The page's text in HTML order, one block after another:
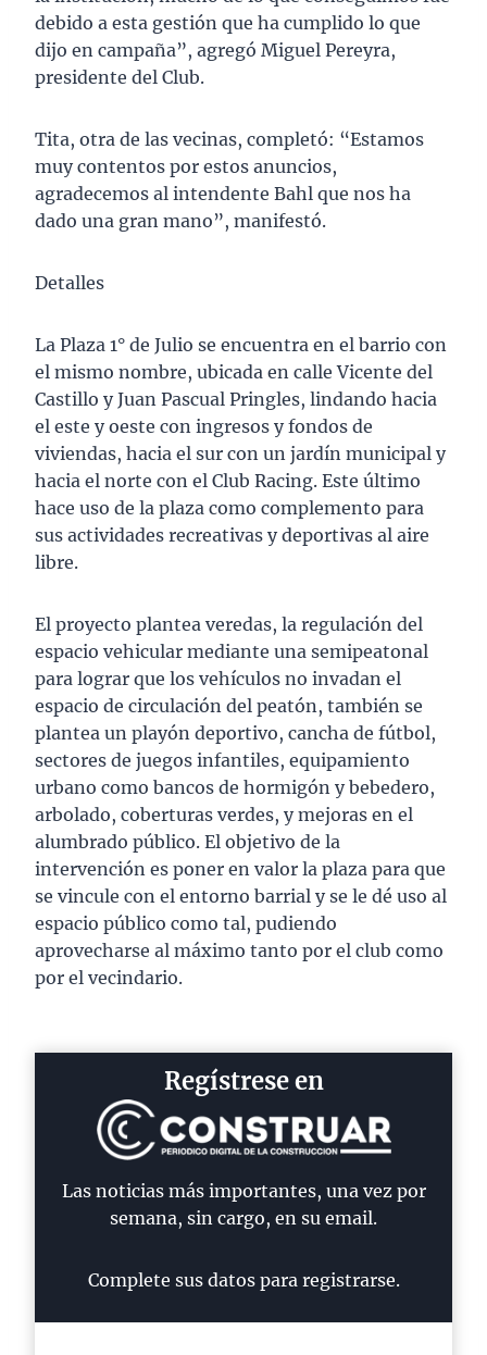
debido a esta gestión que ha cumplido lo que
dijo en campaña”, agregó Miguel Pereyra,
presidente del Club.
Tita, otra de las vecinas, completó: “Estamos
muy contentos por estos anuncios,
agradecemos al intendente Bahl que nos ha
dado una gran mano”, manifestó.
Detalles
La Plaza 1° de Julio se encuentra en el barrio con
el mismo nombre, ubicada en calle Vicente del
Castillo y Juan Pascual Pringles, lindando hacia
el este y oeste con ingresos y fondos de
viviendas, hacia el sur con un jardín municipal y
hacia el norte con el Club Racing. Este último
hace uso de la plaza como complemento para
sus actividades recreativas y deportivas al aire
libre.
El proyecto plantea veredas, la regulación del
espacio vehicular mediante una semipeatonal
para lograr que los vehículos no invadan el
espacio de circulación del peatón, también se
plantea un playón deportivo, cancha de fútbol,
sectores de juegos infantiles, equipamiento
urbano como bancos de hormigón y bebedero,
arbolado, coberturas verdes, y mejoras en el
alumbrado público. El objetivo de la
intervención es poner en valor la plaza para que
se vincule con el entorno barrial y se le dé uso al
espacio público como tal, pudiendo
aprovecharse al máximo tanto por el club como
por el vecindario.
Regístrese en
Las noticias más importantes, una vez por
semana, sin cargo, en su email.
Complete sus datos para registrarse.